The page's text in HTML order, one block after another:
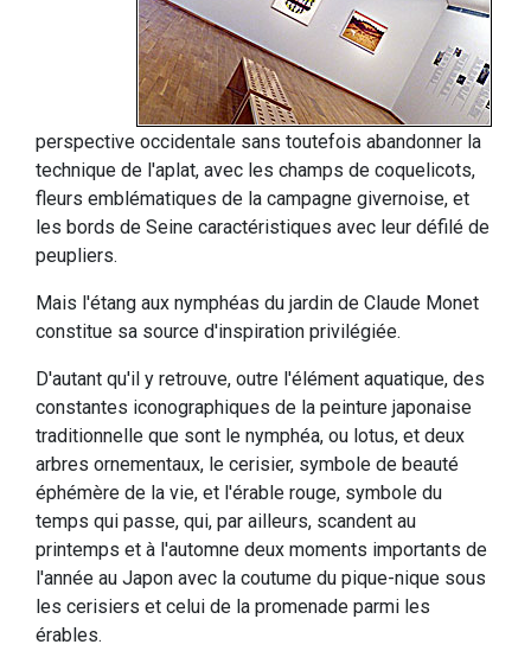
perspective occidentale sans toutefois abandonner la
technique de l'aplat, avec les champs de coquelicots,
fleurs emblématiques de la campagne givernoise, et
les bords de Seine caractéristiques avec leur défilé de
peupliers.
Mais l'étang aux nymphéas du jardin de Claude Monet
constitue sa source d'inspiration privilégiée.
D'autant qu'il y retrouve, outre l'élément aquatique, des
constantes iconographiques de la peinture japonaise
traditionnelle que sont le nymphéa, ou lotus, et deux
arbres ornementaux, le cerisier, symbole de beauté
éphémère de la vie, et l'érable rouge, symbole du
temps qui passe, qui, par ailleurs, scandent au
printemps et à l'automne deux moments importants de
l'année au Japon avec la coutume du pique-nique sous
les cerisiers et celui de la promenade parmi les
érables.